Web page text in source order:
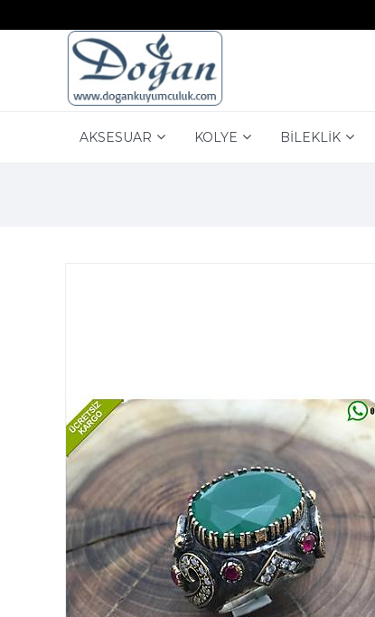
AKSESUAR KOLYE BİLEKLİK